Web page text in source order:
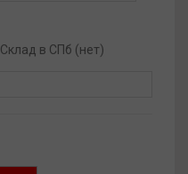
Склад в СПб (нет)